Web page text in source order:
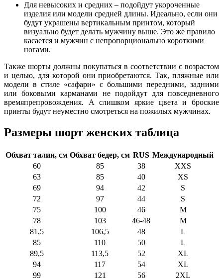
Для невысоких и средних – подойдут укороченные
изделия или модели средней длины. Идеально, если они
будут украшены вертикальным принтом, который
визуально будет делать мужчину выше. Это же правило
касается и мужчин с непропорционально короткими
ногами.
Также шорты должны покупаться в соответствии с возрастом
и целью, для которой они приобретаются. Так, пляжные или
модели в стиле «сафари» с большими передними, задними
или боковыми карманами не подойдут для повседневного
времяпрепровождения. А слишком яркие цвета и броские
принты будут неуместно смотреться на пожилых мужчинах.
Размеры шорт женских таблица
Обхват талии, см Обхват бедер, см RUS Международный
60
85 38
XXS
63
85 40
XS
69
94 42
S
72
97 44
S
75
100 46
M
78
103 46-48
M
81,5
106,5 48
L
85
110 50
L
89,5
113,5 52
XL
94
117 54
XL
99
121 56
2XL